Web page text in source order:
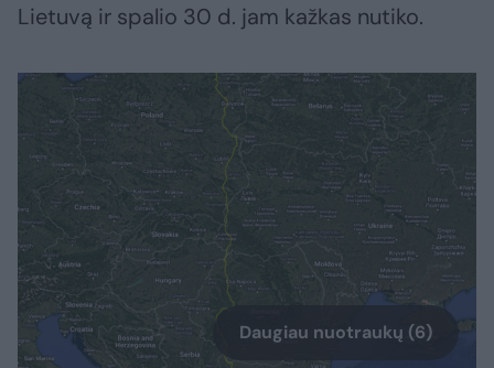
Lietuvą ir spalio 30 d. jam kažkas nutiko.
Daugiau nuotraukų (6)